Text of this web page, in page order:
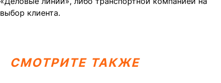
выбор клиента.
СМОТРИТЕ ТАКЖЕ